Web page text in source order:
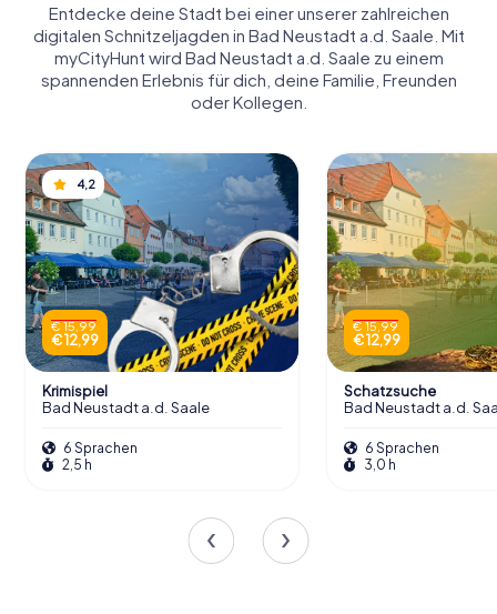
Entdecke deine Stadt bei einer unserer zahlreichen
digitalen Schnitzeljagden in Bad Neustadt a.d. Saale. Mit
myCityHunt wird Bad Neustadt a.d. Saale zu einem
spannenden Erlebnis für dich, deine Familie, Freunden
oder Kollegen.
4,2
€ 15,99
€ 12,99
Krimispiel
Bad Neustadt a.d. Saale
6 Sprachen
2,5 h
€ 15,99
€ 12,99
Schatzsuche
Bad Neustadt a.d.
6 Sprachen
3,0 h